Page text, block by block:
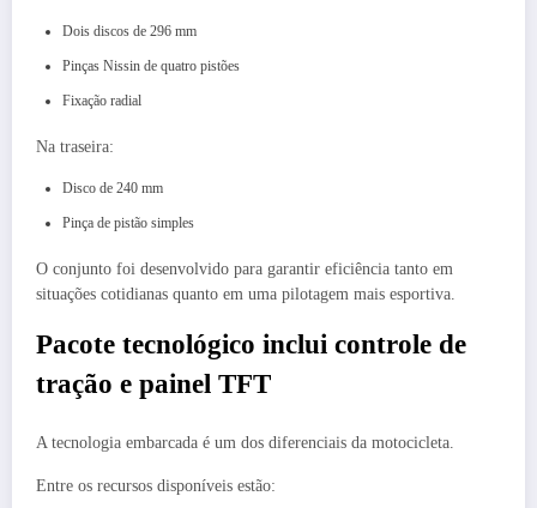
Dois discos de 296 mm
Pinças Nissin de quatro pistões
Fixação radial
Na traseira:
Disco de 240 mm
Pinça de pistão simples
O conjunto foi desenvolvido para garantir eficiência tanto em
situações cotidianas quanto em uma pilotagem mais esportiva.
Pacote tecnológico inclui controle de
tração e painel TFT
A tecnologia embarcada é um dos diferenciais da motocicleta.
Entre os recursos disponíveis estão: